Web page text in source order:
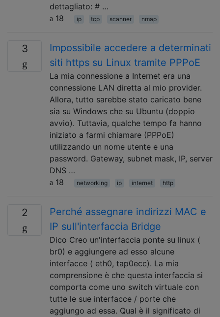
dettagliato: # …
18
ip tcp scanner nmap
3
Impossibile accedere a determinati
siti https su Linux tramite PPPoE
La mia connessione a Internet era una
connessione LAN diretta al mio provider.
Allora, tutto sarebbe stato caricato bene
sia su Windows che su Ubuntu (doppio
avvio). Tuttavia, qualche tempo fa hanno
iniziato a farmi chiamare (PPPoE)
utilizzando un nome utente e una
password. Gateway, subnet mask, IP, server
DNS …
18
networking ip internet http
2
Perché assegnare indirizzi MAC e
IP sull'interfaccia Bridge
Dico Creo un'interfaccia ponte su linux (
br0) e aggiungere ad esso alcune
interfacce ( eth0, tap0ecc). La mia
comprensione è che questa interfaccia si
comporta come uno switch virtuale con
tutte le sue interfacce / porte che
aggiungo ad essa. Qual è il significato di